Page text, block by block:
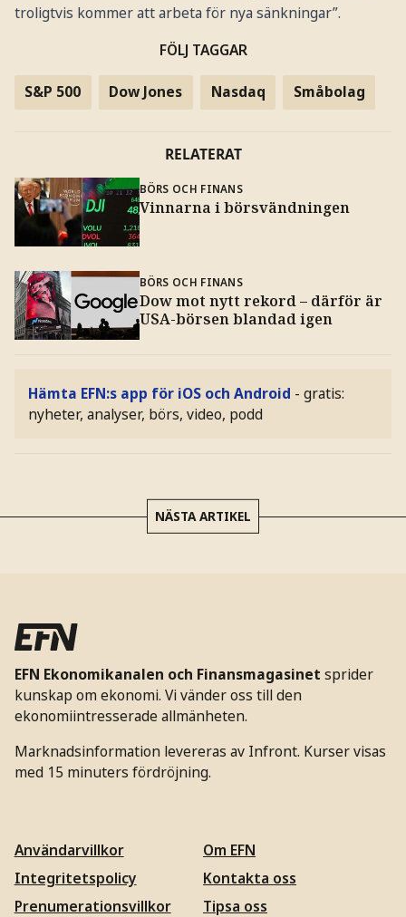
troligtvis kommer att arbeta för nya sänkningar”.
FÖLJ TAGGAR
S&P 500 Dow Jones Nasdaq Småbolag
RELATERAT
BÖRS OCH FINANS
Vinnarna i börsvändningen
BÖRS OCH FINANS
Dow mot nytt rekord – därför är
USA-börsen blandad igen
Hämta EFN:s app för iOS och Android - gratis:
nyheter, analyser, börs, video, podd
NÄSTA ARTIKEL
EFN Ekonomikanalen och Finansmagasinet sprider
kunskap om ekonomi. Vi vänder oss till den
ekonomiintresserade allmänheten.
Marknadsinformation levereras av Infront. Kurser visas
med 15 minuters fördröjning.
Användarvillkor
Integritetspolicy
Prenumerationsvillkor
Om EFN
Kontakta oss
Tipsa oss